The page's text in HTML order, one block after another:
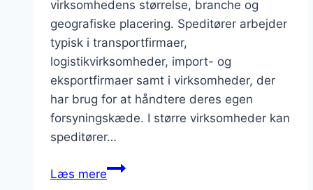
virksomhedens størrelse, branche og
geografiske placering. Speditører arbejder
typisk i transportfirmaer,
logistikvirksomheder, import- og
eksportfirmaer samt i virksomheder, der
har brug for at håndtere deres egen
forsyningskæde. I større virksomheder kan
speditører…
Læs mereJobmuligheder